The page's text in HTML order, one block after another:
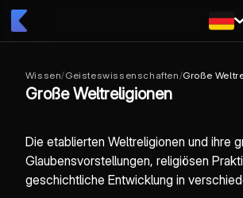
Wissen/Geisteswissenschaften/Große
Große Weltreligionen
Die etablierten Weltreligionen und ihre
Glaubensvorstellungen, religiösen
geschichtliche Entwicklung in